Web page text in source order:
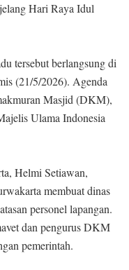
Hari Raya Idul
tersebut berlangsung di
(21/5/2026). Agenda
Masjid (DKM),
Ulama Indonesia
Helmi Setiawan,
membuat dinas
personel lapangan.
dan pengurus DKM
pemerintah.